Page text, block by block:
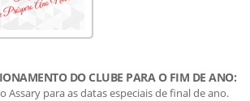
DO CLUBE PARA O FIM DE ANO:
Assary para as datas especiais de final de ano.